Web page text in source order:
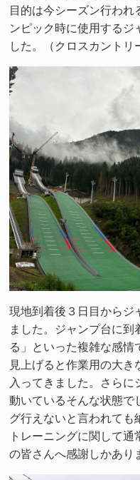
目的は今シーズン行われ
ンピック時に使用する
した。（クロスカントリ
現地到着後３日目からジ
ました。ジャンプ台に
る」といった複雑な感
見上げると作業用の大
入ってきました。さら
動いているそんな状態で
グ行えないと言われても
トレーニングに関して
の皆さんへ感謝しかあり